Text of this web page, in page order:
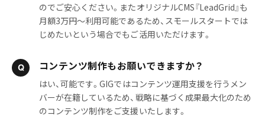
のでご安心ください。またオリジナルCMS『LeadGrid』も
月額3万円〜利用可能であるため、スモールスタートでは
じめたいという場合でもご活用いただけます。
コンテンツ制作もお願いできますか？
はい、可能です。GIGではコンテンツ運用支援を行うメン
バーが在籍しているため、戦略に基づく成果最大化のため
のコンテンツ制作をご支援いたします。